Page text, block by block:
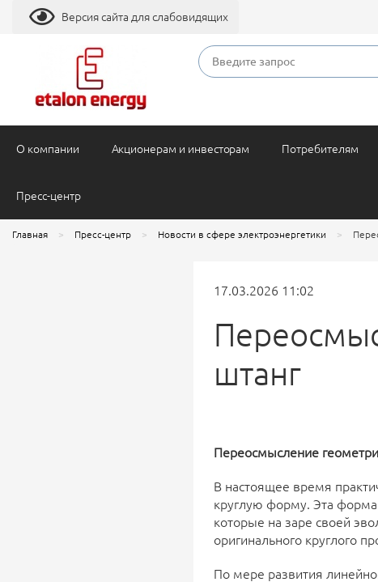
Версия сайта для слабовидящих
О компании Акционерам и инвесторам Потребителям
Пресс-центр
Главная Пресс-центр Новости в сфере электроэнергетики
17.03.2026 11:02
штанг
Переосмысление
В настоящее время
круглую форму. Эта
которые на заре своей
оригинального круглого
По мере развития